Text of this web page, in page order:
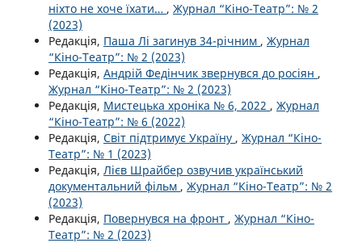
ніхто не хоче їхати… , Журнал “Кіно-Театр”: № 2
(2023)
Редакція, Паша Лі загинув 34-річним , Журнал
“Кіно-Театр”: № 2 (2023)
Редакція, Андрій Федінчик звернувся до росіян ,
Журнал “Кіно-Театр”: № 2 (2023)
Редакція, Мистецька хроніка № 6, 2022 , Журнал
“Кіно-Театр”: № 6 (2022)
Редакція, Світ підтримує Україну , Журнал “Кіно-
Театр”: № 1 (2023)
Редакція, Лієв Шрайбер озвучив український
документальний фільм , Журнал “Кіно-Театр”: № 2
(2023)
Редакція, Повернувся на фронт , Журнал “Кіно-
Театр”: № 2 (2023)